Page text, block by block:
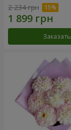
2 234 грн
Заказать